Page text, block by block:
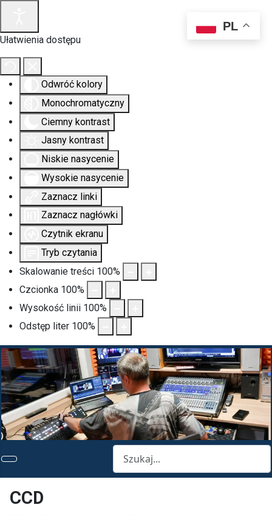
Ułatwienia dostępu
Odwróć kolory
Monochromatyczny
Ciemny kontrast
Jasny kontrast
Niskie nasycenie
Wysokie nasycenie
Zaznacz linki
Zaznacz nagłówki
Czytnik ekranu
Tryb czytania
Skalowanie treści 100%
Czcionka 100%
Wysokość linii 100%
Odstęp liter 100%
PL
Szukaj
CCD